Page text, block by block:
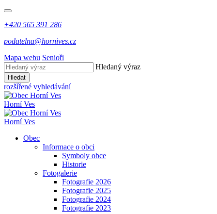
+420 565 391 286
podatelna@hornives.cz
Mapa webu Senioři
Hledaný výraz
Hledat
rozšířené vyhledávání
Horní Ves
Horní Ves
Obec
Informace o obci
Symboly obce
Historie
Fotogalerie
Fotografie 2026
Fotografie 2025
Fotografie 2024
Fotografie 2023